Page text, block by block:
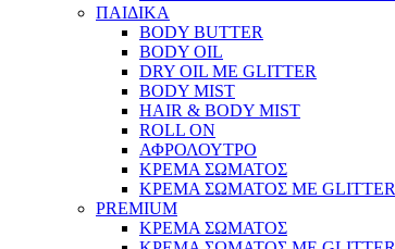
ΠΑΙΔΙΚΑ
BODY BUTTER
BODY OIL
DRY OIL ΜΕ GLITTER
BODY MIST
HAIR & BODY MIST
ROLL ON
ΑΦΡΟΛΟΥΤΡΟ
ΚΡΕΜΑ ΣΩΜΑΤΟΣ
ΚΡΕΜΑ ΣΩΜΑΤΟΣ ΜΕ GLITTER
PREMIUM
ΚΡΕΜΑ ΣΩΜΑΤΟΣ